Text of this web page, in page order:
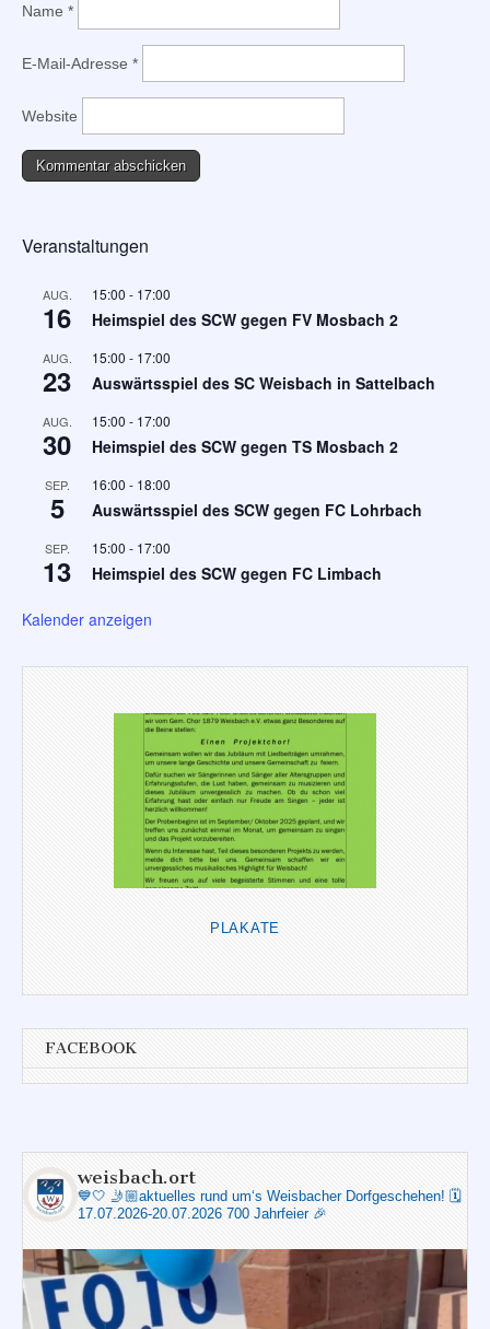
Name *
E-Mail-Adresse *
Website
Veranstaltungen
AUG.
16
15:00 - 17:00
Heimspiel des SCW gegen FV Mosbach 2
AUG.
23
15:00 - 17:00
Auswärtsspiel des SC Weisbach in Sattelbach
AUG.
30
15:00 - 17:00
Heimspiel des SCW gegen TS Mosbach 2
SEP.
5
16:00 - 18:00
Auswärtsspiel des SCW gegen FC Lohrbach
SEP.
13
15:00 - 17:00
Heimspiel des SCW gegen FC Limbach
Kalender anzeigen
PLAKATE
FACEBOOK
weisbach.ort
💙🤍 🤳🏼aktuelles rund um‘s Weisbacher Dorfgeschehen! 🗓️
17.07.2026-20.07.2026 700 Jahrfeier 🎉